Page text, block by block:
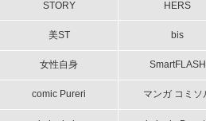
STORY HERS
美ST bis
女性自身 SmartFLASH
comic Pureri マンガ コミソ